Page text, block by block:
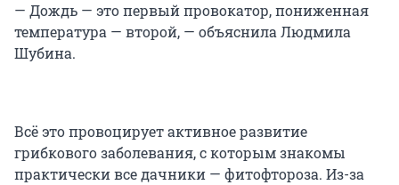
— Дождь — это первый провокатор, пониженная
температура — второй, — объяснила Людмила
Шубина.
Всё это провоцирует активное развитие
грибкового заболевания, с которым знакомы
практически все дачники — фитофтороза. Из-за